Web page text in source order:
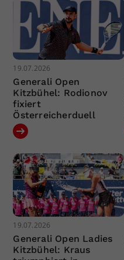
19.07.2026
Generali Open
Kitzbühel: Rodionov
fixiert
Österreicherduell
19.07.2026
Generali Open Ladies
Kitzbühel: Kraus